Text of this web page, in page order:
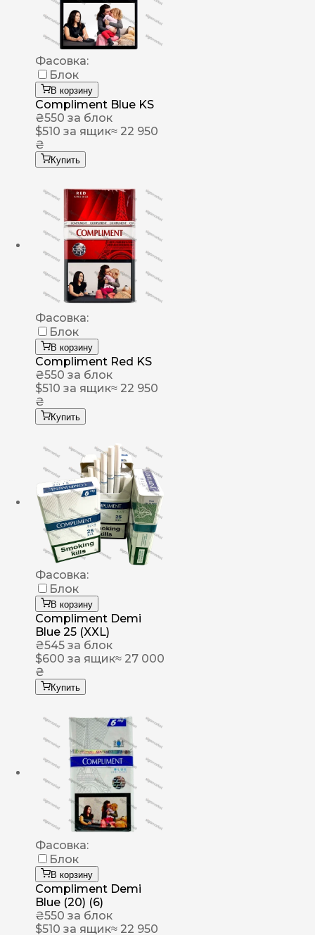
Фасовка:
Блок
В корзину
Compliment Blue KS
₴550 за блок
$510 за ящик≈ 22 950
₴
Купить
Фасовка:
Блок
В корзину
Compliment Red KS
₴550 за блок
$510 за ящик≈ 22 950
₴
Купить
Фасовка:
Блок
В корзину
Compliment Demi
Blue 25 (XXL)
₴545 за блок
$600 за ящик≈ 27 000
₴
Купить
Фасовка:
Блок
В корзину
Compliment Demi
Blue (20) (6)
₴550 за блок
$510 за ящик≈ 22 950